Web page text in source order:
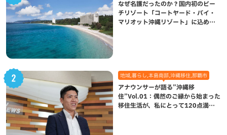
なぜ名護だったのか？国内初のビー
チリゾート「コートヤード・バイ・
マリオット沖縄リゾート」に込めら
地域,暮らし,本島南部,沖縄移住,那覇市
アナウンサーが語る”沖縄移
住”Vol.01：偶然のご縁から始まった
移住生活が、私にとって120点満点